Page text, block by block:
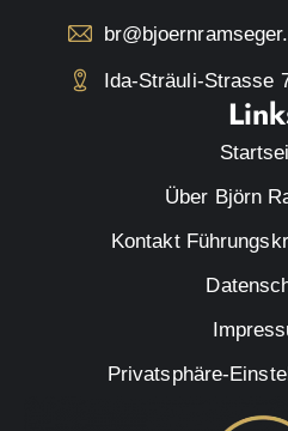
Ida-Sträuli-Strasse
Über Björn
Kontakt
Privatsphäre-